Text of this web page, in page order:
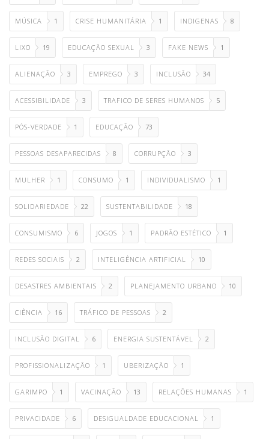
MÚSICA 1 CRISE HUMANITÁRIA 1 INDIGENAS 8
LIXO 19 EDUCAÇÃO SEXUAL 3 FAKE NEWS 1
ALIENAÇÃO 3 EMPREGO 3 INCLUSÃO 34
ACESSIBILIDADE 3 TRAFICO DE SERES HUMANOS 5
PÓS-VERDADE 1 EDUCAÇÃO 73
PESSOAS DESAPARECIDAS 8 CORRUPÇÃO 3
MULHER 1 CONSUMO 1 INDIVIDUALISMO 1
SOLIDARIEDADE 22 SUSTENTABILIDADE 18
CONSUMISMO 6 JOGOS 1 PADRÃO ESTÉTICO 1
REDES SOCIAIS 2 INTELIGÊNCIA ARTIFICIAL 10
DESASTRES AMBIENTAIS 2 PLANEJAMENTO URBANO 10
CIÊNCIA 16 TRÁFICO DE PESSOAS 2
INCLUSÃO DIGITAL 6 ENERGIA SUSTENTÁVEL 2
PROFISSIONALIZAÇÃO 1 UBERIZAÇÃO 1
GARIMPO 1 VACINAÇÃO 13 RELAÇÕES HUMANAS 1
PRIVACIDADE 6 DESIGUALDADE EDUCACIONAL 1